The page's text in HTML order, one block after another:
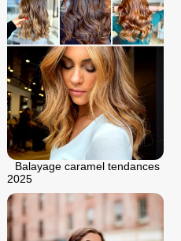
Balayage caramel tendances
2025